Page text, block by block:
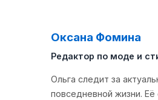
Оксана Фомина
Редактор по моде и
Ольга следит за
повседневной жизни.